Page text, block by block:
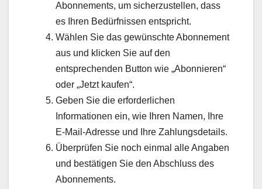
Abonnements, um sicherzustellen, dass
es Ihren Bedürfnissen entspricht.
Wählen Sie das gewünschte Abonnement
aus und klicken Sie auf den
entsprechenden Button wie „Abonnieren“
oder „Jetzt kaufen“.
Geben Sie die erforderlichen
Informationen ein, wie Ihren Namen, Ihre
E-Mail-Adresse und Ihre Zahlungsdetails.
Überprüfen Sie noch einmal alle Angaben
und bestätigen Sie den Abschluss des
Abonnements.